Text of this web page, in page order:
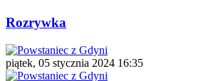
Rozrywka
piątek, 05 stycznia 2024 16:35